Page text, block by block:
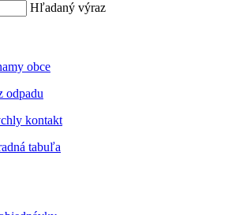
Hľadaný výraz
obce
odpadu
kontakt
tabuľa